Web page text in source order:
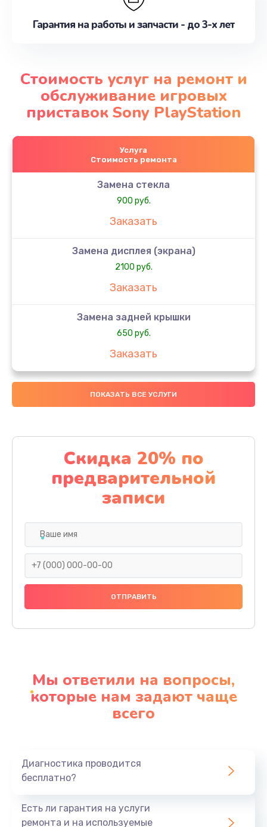
Гарантия на работы и запчасти - до 3-х лет
Стоимость услуг на ремонт и
обслуживание игровых
приставок Sony PlayStation
Услуга
Стоимость ремонта
Замена стекла
900 руб.
Заказать
Замена дисплея (экрана)
2100 руб.
Заказать
Замена задней крышки
650 руб.
Заказать
Замена аккумулятора
4000 руб.
Замена материнской платы
1100 руб.
Заказать
Замена праймера
1000 руб.
Заказать
Профилактическая чистка
Заказать
ПОКАЗАТЬ ВСЕ УСЛУГИ
Скидка 20% по
предварительной
записи
Мы ответили на вопросы,
которые нам задают чаще
всего
Диагностика проводится
бесплатно?
Есть ли гарантия на услуги
ремонта и на используемые